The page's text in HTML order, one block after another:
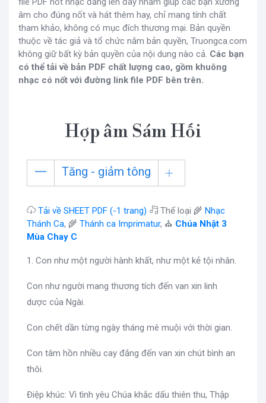
âm cho đúng nốt và hát thêm hay, chỉ mang tính chất
tham khảo, không có mục đích thương mại. Bản quyền
thuộc về tác giả và tổ chức nắm bản quyền, Truongca.com
không giữ bất kỳ bản quyền của nội dung nào cả. Các bạn
có thể tải về bản PDF chất lượng cao, gồm khuông
nhạc có nốt với đường link file PDF bên trên.
Hợp âm Sám Hối
Tăng - giảm tông
Tải về SHEET PDF (-1 trang) Thể loại 🌾 Nhạc
Thánh Ca, 🌾 Thánh ca Imprimatur, ⛪ Chúa Nhật 3
Mùa Chay C
1. Con như một người hành khất, như một kẻ tội nhân.
Con như người mang thương tích đến van xin linh
dược của Ngài.
Con chết dần từng ngày tháng mê muội với thời gian.
Con tâm hồn nhiều cay đắng đến van xin chút bình an
thôi.
Điệp khúc: Vì tình yêu Chúa khắc dấu thiên thu, Thập